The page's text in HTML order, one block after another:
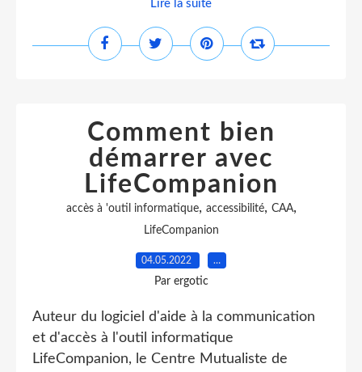
Lire la suite
Comment bien
démarrer avec
LifeCompanion
accès à 'outil informatique, accessibilité, CAA,
LifeCompanion
04.05.2022 …
Par ergotic
Auteur du logiciel d'aide à la communication
et d'accès à l'outil informatique
LifeCompanion, le Centre Mutualiste de